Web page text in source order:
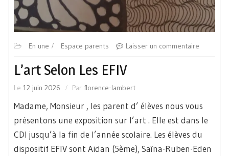
En une Espace parents Laisser un commentaire
L’art Selon Les EFIV
Le 12 juin 2026 Par florence-lambert
Madame, Monsieur , les parent d’ élèves nous vous
présentons une exposition sur l’art . Elle est dans le
CDI jusqu’à la fin de l’année scolaire. Les élèves du
dispositif EFIV sont Aidan (5ème), Saïna-Ruben-Eden